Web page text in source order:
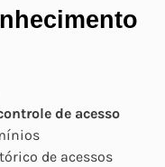
de acesso
de acessos